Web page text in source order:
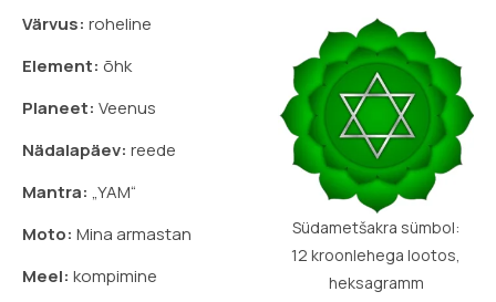
Südametšakra sümbol:
12 kroonlehega lootos,
heksagramm
Värvus: roheline
Element: õhk
Planeet: Veenus
Nädalapäev: reede
Mantra: „YAM“
Moto: Mina armastan
Meel: kompimine